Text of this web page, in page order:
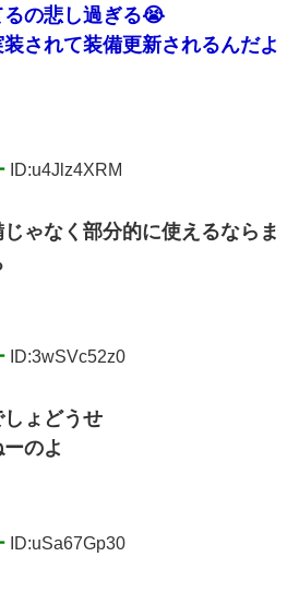
の悲し過ぎる😭
されて装備更新されるんだよ
ID:u4Jlz4XRM
ゃなく部分的に使えるならま
ID:3wSVc52z0
ょどうせ
のよ
ID:uSa67Gp30